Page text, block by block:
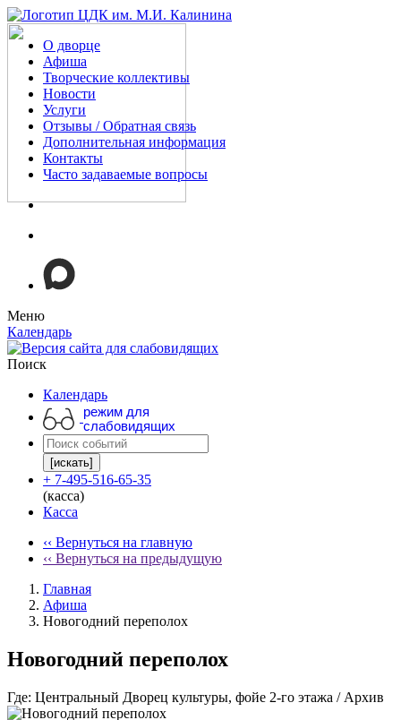
О дворце
Афиша
Творческие коллективы
Новости
Услуги
Отзывы / Обратная связь
Дополнительная информация
Контакты
Часто задаваемые вопросы
Меню
Календарь
Поиск
Календарь
режим для
слабовидящих
[искать]
+ 7-495-516-65-35
(касса)
Касса
‹‹ Вернуться на главную
‹‹ Вернуться на предыдущую
Главная
Афиша
Новогодний переполох
Новогодний переполох
Где: Центральный Дворец культуры, фойе 2-го этажа / Архив